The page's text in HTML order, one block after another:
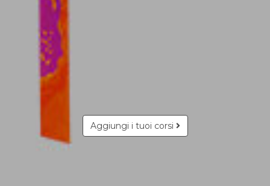
Aggiungi i tuoi corsi